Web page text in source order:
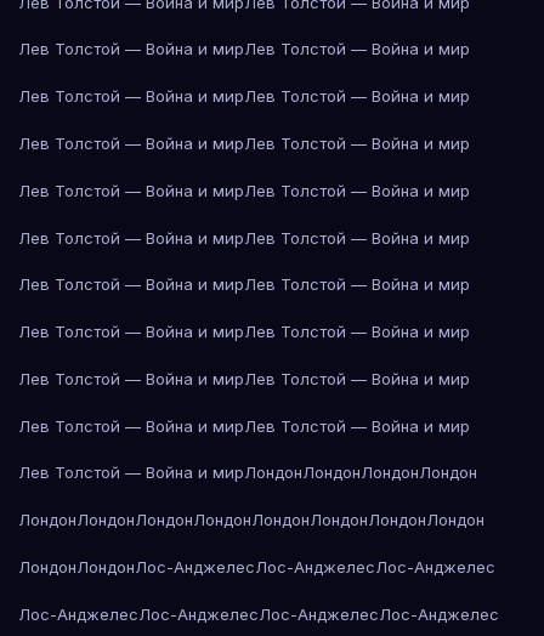
Лев Толстой — Война и мирЛев Толстой — Война и мир
Лев Толстой — Война и мирЛев Толстой — Война и мир
Лев Толстой — Война и мирЛев Толстой — Война и мир
Лев Толстой — Война и мирЛев Толстой — Война и мир
Лев Толстой — Война и мирЛев Толстой — Война и мир
Лев Толстой — Война и мирЛев Толстой — Война и мир
Лев Толстой — Война и мирЛев Толстой — Война и мир
Лев Толстой — Война и мирЛев Толстой — Война и мир
Лев Толстой — Война и мирЛев Толстой — Война и мир
Лев Толстой — Война и мирЛондонЛондонЛондонЛондон
ЛондонЛондонЛондонЛондонЛондонЛондонЛондонЛондон
ЛондонЛондонЛос-АнджелесЛос-АнджелесЛос-Анджелес
Лос-АнджелесЛос-АнджелесЛос-АнджелесЛос-Анджелес